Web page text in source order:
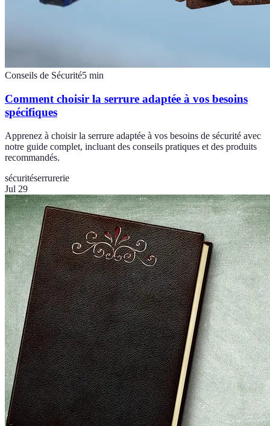
Conseils de Sécurité5 min
Comment choisir la serrure adaptée à vos besoins
spécifiques
Apprenez à choisir la serrure adaptée à vos besoins de sécurité avec
notre guide complet, incluant des conseils pratiques et des produits
recommandés.
sécuritéserrurerie
Jul 29